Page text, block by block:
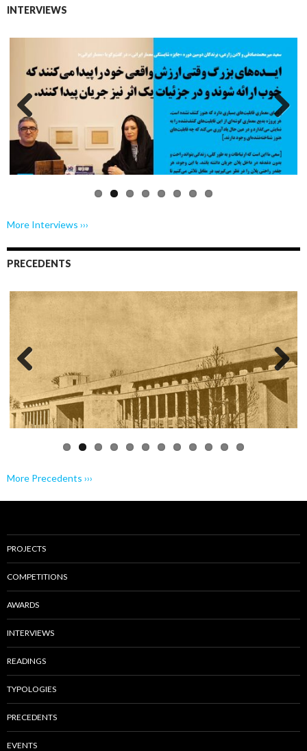
INTERVIEWS
Previo
us
Next
More Interviews ›››
PRECEDENTS
Previo
Next
More Precedents ›››
PROJECTS
COMPETITIONS
AWARDS
INTERVIEWS
READINGS
TYPOLOGIES
PRECEDENTS
EVENTS